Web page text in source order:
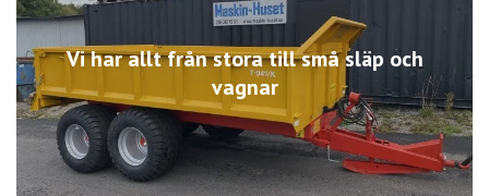
Vi har allt från stora till små släp och
vagnar